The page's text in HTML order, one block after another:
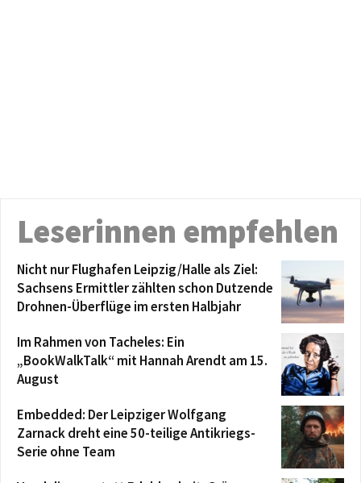
Leserinnen empfehlen
Nicht nur Flughafen Leipzig/Halle als Ziel:
Sachsens Ermittler zählten schon Dutzende
Drohnen-Überflüge im ersten Halbjahr
Im Rahmen von Tacheles: Ein
„BookWalkTalk“ mit Hannah Arendt am 15.
August
Embedded: Der Leipziger Wolfgang
Zarnack dreht eine 50-teilige Antikriegs-
Serie ohne Team